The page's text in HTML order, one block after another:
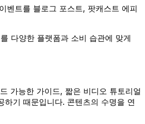
벤트를 블로그 포스트, 팟캐스트 에피
다양한 플랫폼과 소비 습관에 맞게
가능한 가이드, 짧은 비디오 튜토리얼
기 때문입니다. 콘텐츠의 수명을 연